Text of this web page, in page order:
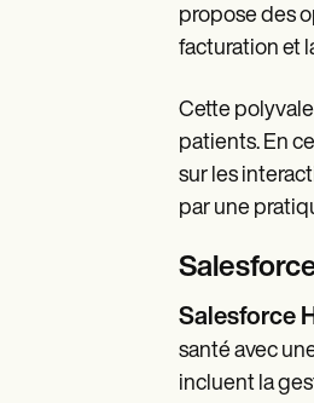
propose des
facturation et
Cette
patients. En
sur les
par une
Salesforce
santé avec
incluent la